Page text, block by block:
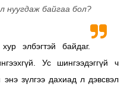
нуугдаж байгаа бол?
элбэгтэй байдаг.
Ус шингээдэггүй ч
энэ зүлгээ дахиад л дэвсвэл